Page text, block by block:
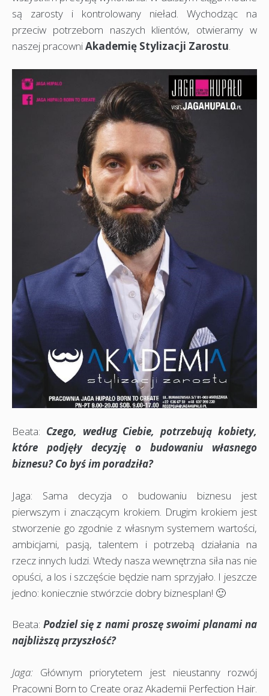
są zarosty i kontrolowany nieład. Wychodząc na
przeciw potrzebom naszych klientów, otwieramy w
naszej pracowniAkademię Stylizacji Zarostu.
Beata: Czego, według Ciebie, potrzebują kobiety,
które podjęły decyzję o budowaniu własnego
biznesu? Co byś im poradziła?
Jaga: Sama decyzja o budowaniu biznesu jest
pierwszym i znaczącym krokiem. Drugim krokiem jest
stworzenie go zgodnie z własnym systemem wartości,
ambicjami, pasją, talentem i potrzebą działania na
rzecz innych ludzi. Wtedy nasza wewnętrzna siła nas nie
opuści, a los i szczęście będzie nam sprzyjało. I jeszcze
jedno: koniecznie stwórzcie dobry biznesplan! 🙂
Beata:Podziel się z nami proszę swoimi planami na
najbliższą przyszłość?
Jaga: Głównym priorytetem jest nieustanny rozwój
Pracowni Born to Create oraz Akademii Perfection Hair.